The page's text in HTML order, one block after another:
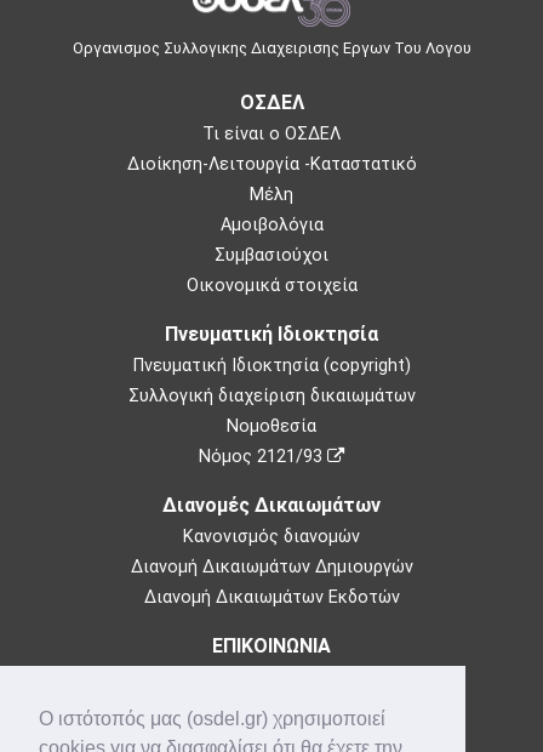
Ο ιστότοπός μας (osdel.gr) χρησιμοποιεί
Οργανισμος Συλλογικης Διαχειρισης Εργων Του Λογου
ΟΣΔΕΛ
Τι είναι ο ΟΣΔΕΛ
Διοίκηση-Λειτουργία -Καταστατικό
Μέλη
Αμοιβολόγια
Συμβασιούχοι
Οικονομικά στοιχεία
Πνευματική Ιδιοκτησία
Πνευματική Ιδιοκτησία (copyright)
Συλλογική διαχείριση δικαιωμάτων
Νομοθεσία
Νόμος 2121/93
Διανομές Δικαιωμάτων
Κανονισμός διανομών
Διανομή Δικαιωμάτων Δημιουργών
Διανομή Δικαιωμάτων Εκδοτών
ΕΠΙΚΟΙΝΩΝΙΑ
Τηλ: 210-3849100